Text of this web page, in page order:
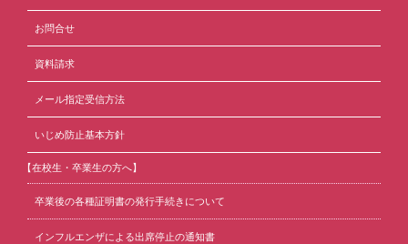
お問合せ
資料請求
メール指定受信方法
いじめ防止基本方針
【在校生・卒業生の方へ】
卒業後の各種証明書の発行手続きについて
インフルエンザによる出席停止の通知書